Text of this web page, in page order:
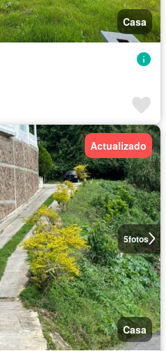
Casa
5fotos
Actualizado
Casa